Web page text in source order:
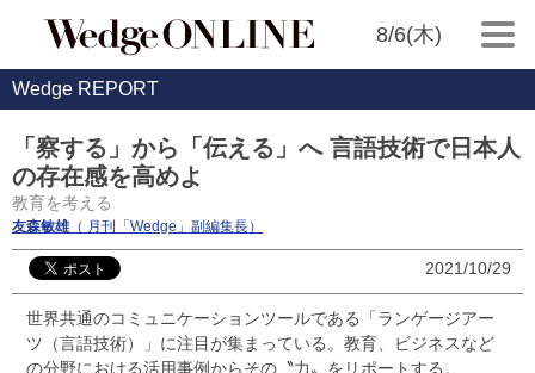
8/6(木)
Wedge REPORT
「察する」から「伝える」へ 言語技術で日本人
の存在感を高めよ
教育を考える
友森敏雄（ 月刊「Wedge」副編集長）
2021/10/29
世界共通のコミュニケーションツールである「ランゲージアー
ツ（言語技術）」に注目が集まっている。教育、ビジネスなど
の分野における活用事例からその〝力〟をリポートする。